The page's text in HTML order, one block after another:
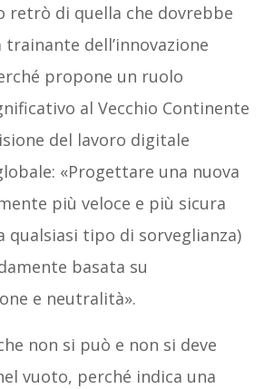
retrò di quella che dovrebbe
dell’innovazione
propone un ruolo
al Vecchio Continente
del lavoro digitale
«Progettare una nuova
più veloce e più sicura
tipo di sorveglianza)
basata su
e neutralità».
non si può e non si deve
vuoto, perché indica una